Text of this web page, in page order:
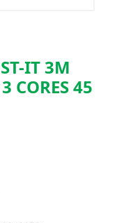
IT 3M
CORES 45